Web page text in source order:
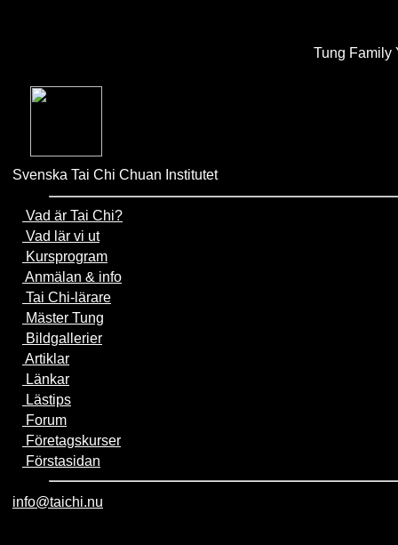
Tung Family
Svenska Tai Chi Chuan Institutet
Vad är Tai Chi?
Vad lär vi ut
Kursprogram
Anmälan & info
Tai Chi-lärare
Mäster Tung
Bildgallerier
Artiklar
Länkar
Lästips
Forum
Företagskurser
Förstasidan
info@taichi.nu